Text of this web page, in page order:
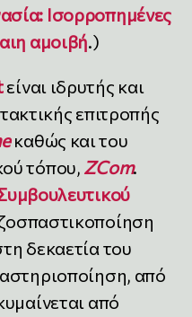
Ισορροπημένες
αμοιβή.)
είναι ιδρυτής και
επιτροπής
καθώς και του
τόπου, ZCom.
δεκαετία του
από
από